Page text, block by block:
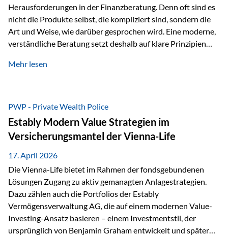
Herausforderungen in der Finanzberatung. Denn oft sind es
nicht die Produkte selbst, die kompliziert sind, sondern die
Art und Weise, wie darüber gesprochen wird. Eine moderne,
verständliche Beratung setzt deshalb auf klare Prinzipien
fünf zentrale Faktoren: eine saubere Struktur, breite
diesem Thema liefern unter anderem die praxisnahen
Ansätze von Finanzexperte Klaus Rost, der seit vielen Jahren
für eine verständliche und…
Mehr lesen
PWP - Private Wealth Police
Estably Modern Value Strategien im
Versicherungsmantel der Vienna-Life
17. April 2026
Die Vienna-Life bietet im Rahmen der fondsgebundenen
Lösungen Zugang zu aktiv gemanagten Anlagestrategien.
Dazu zählen auch die Portfolios der Estably
Vermögensverwaltung AG, die auf einem modernen Value-
Investing-Ansatz basieren – einem Investmentstil, der
ursprünglich von Benjamin Graham entwickelt und später